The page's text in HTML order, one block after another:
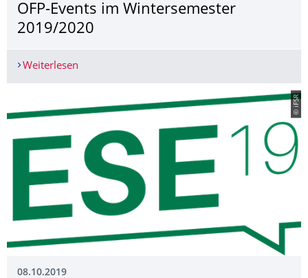
OFP-Events im Wintersemester
2019/2020
Weiterlesen
© iFSR
08.10.2019